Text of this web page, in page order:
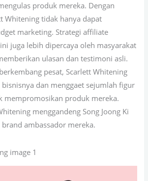
produk mereka. Dengan
Whitening tidak hanya dapat
marketing. Strategi affiliate
juga lebih dipercaya oleh masyarakat
ulasan dan testimoni asli.
pesat, Scarlett Whitening
dan menggaet sejumlah figur
mempromosikan produk mereka.
menggandeng Song Joong Ki
brand ambassador mereka.